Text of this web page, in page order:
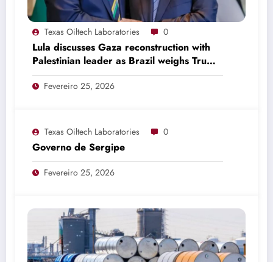
Texas Oiltech Laboratories 0
Lula discusses Gaza reconstruction with
Palestinian leader as Brazil weighs Trump
invitation
Fevereiro 25, 2026
Texas Oiltech Laboratories 0
Governo de Sergipe
Fevereiro 25, 2026